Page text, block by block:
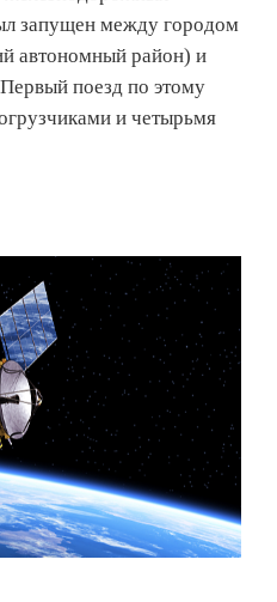
запущен между городом
автономный район) и
поезд по этому
и четырьмя